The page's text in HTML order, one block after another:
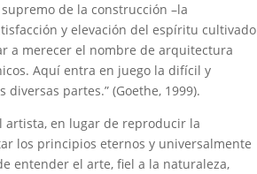
de la construcción –la
y elevación del espíritu cultivado
a merecer el nombre de arquitectura
Aquí entra en juego la difícil y
partes.” (Goethe, 1999).
artista, en lugar de reproducir la
los principios eternos y universalmente
entender el arte, fiel a la naturaleza,